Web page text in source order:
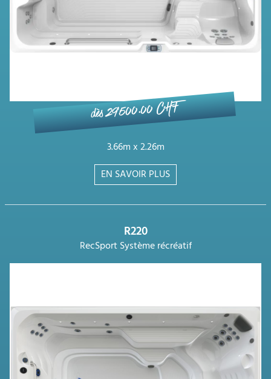
dès 29'500.00 CHF
3.66m x 2.26m
EN SAVOIR PLUS
R220
RecSport Système récréatif